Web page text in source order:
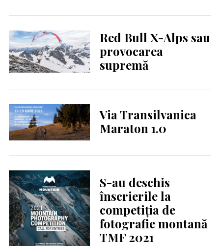
Red Bull X-Alps sau
provocarea
supremă
Via Transilvanica
Maraton 1.0
S-au deschis
înscrierile la
competiția de
fotografie montană
TMF 2021